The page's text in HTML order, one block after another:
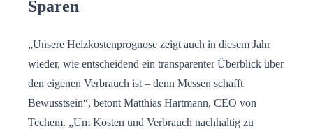
Sparen
„Unsere Heizkostenprognose zeigt auch in diesem Jahr
wieder, wie entscheidend ein transparenter Überblick über
den eigenen Verbrauch ist – denn Messen schafft
Bewusstsein“, betont Matthias Hartmann, CEO von
Techem. „Um Kosten und Verbrauch nachhaltig zu